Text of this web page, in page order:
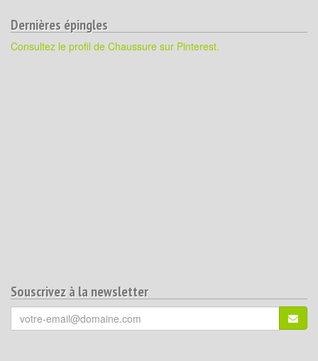
Dernières épingles
Consultez le profil de Chaussure sur Pinterest.
Souscrivez à la newsletter
Votre
email